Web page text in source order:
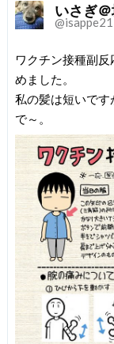
いさぎ
@isappe21
ワクチン接種副
めました。
私の髪は短いです
で～。